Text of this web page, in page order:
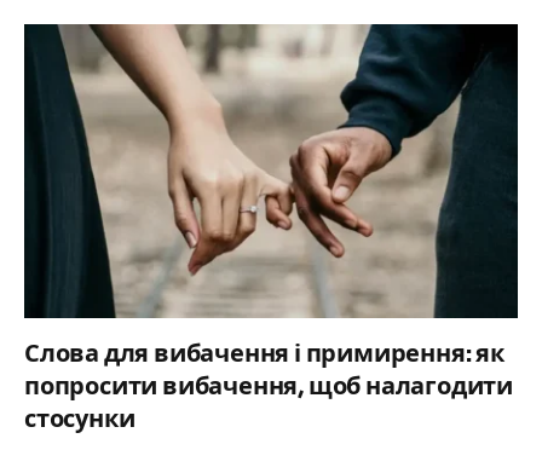
Слова для вибачення і примирення: як
попросити вибачення, щоб налагодити
стосунки